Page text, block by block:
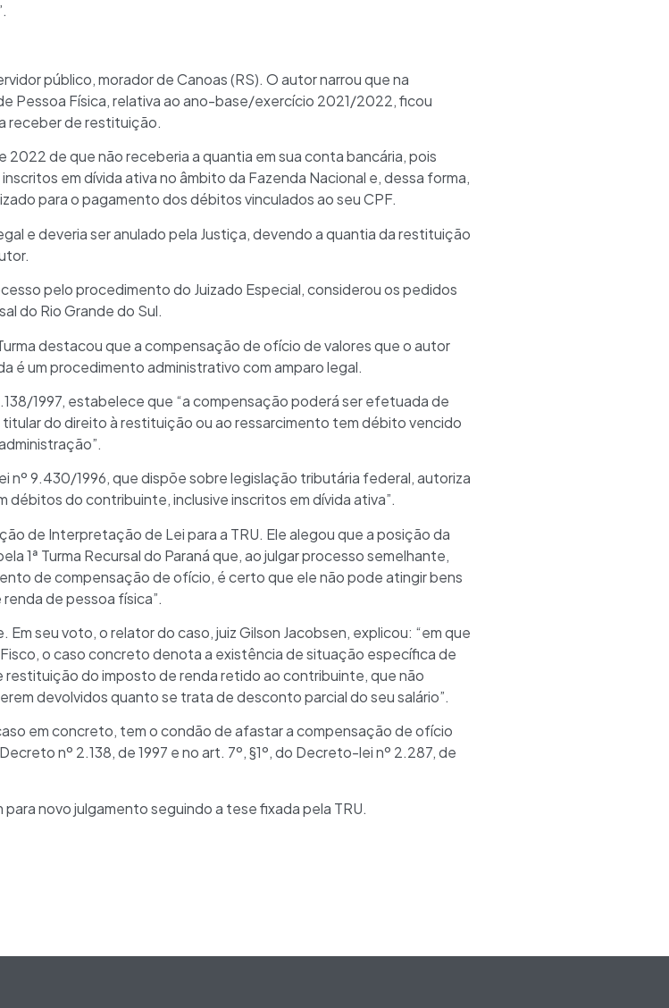
público, morador de Canoas (RS). O autor narrou que na
Pessoa Física, relativa ao ano-base/exercício 2021/2022, ficou
receber de restituição.
de que não receberia a quantia em sua conta bancária, pois
em dívida ativa no âmbito da Fazenda Nacional e, dessa forma,
para o pagamento dos débitos vinculados ao seu CPF.
e deveria ser anulado pela Justiça, devendo a quantia da restituição
pelo procedimento do Juizado Especial, considerou os pedidos
do Rio Grande do Sul.
destacou que a compensação de ofício de valores que o autor
é um procedimento administrativo com amparo legal.
1997, estabelece que “a compensação poderá ser efetuada de
do direito à restituição ou ao ressarcimento tem débito vencido
nº 9.430/1996, que dispõe sobre legislação tributária federal, autoriza
do contribuinte, inclusive inscritos em dívida ativa”.
de Interpretação de Lei para a TRU. Ele alegou que a posição da
1ª Turma Recursal do Paraná que, ao julgar processo semelhante,
de compensação de ofício, é certo que ele não pode atingir bens
de pessoa física”.
seu voto, o relator do caso, juiz Gilson Jacobsen, explicou: “em que
o caso concreto denota a existência de situação específica de
restituição do imposto de renda retido ao contribuinte, que não
devolvidos quanto se trata de desconto parcial do seu salário”.
em concreto, tem o condão de afastar a compensação de ofício
nº 2.138, de 1997 e no art. 7º, §1º, do Decreto-lei nº 2.287, de
novo julgamento seguindo a tese fixada pela TRU.